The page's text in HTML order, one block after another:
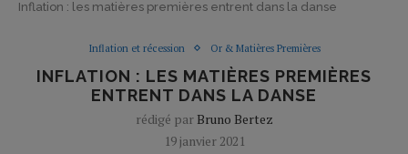
Inflation : les matières premières entrent dans la danse
Inflation et récession Or & Matières Premières
INFLATION : LES MATIÈRES PREMIÈRES
ENTRENT DANS LA DANSE
rédigé par Bruno Bertez
19 janvier 2021